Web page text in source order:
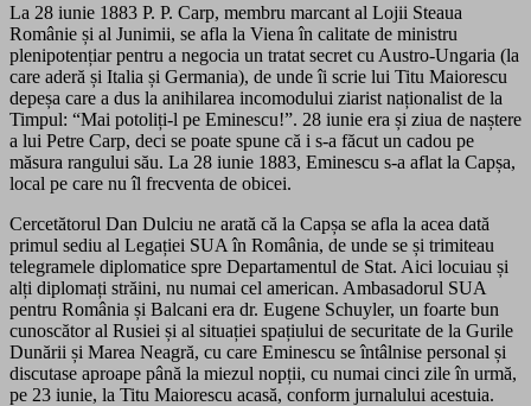
La 28 iunie 1883 P. P. Carp, membru marcant al Lojii Steaua
Românie și al Junimii, se afla la Viena în calitate de ministru
plenipotențiar pentru a negocia un tratat secret cu Austro-Ungaria (la
care aderă și Italia și Germania), de unde îi scrie lui Titu Maiorescu
depeșa care a dus la anihilarea incomodului ziarist naționalist de la
Timpul: “Mai potoliți-l pe Eminescu!”. 28 iunie era și ziua de naștere
a lui Petre Carp, deci se poate spune că i s-a făcut un cadou pe
măsura rangului său. La 28 iunie 1883, Eminescu s-a aflat la Capșa,
local pe care nu îl frecventa de obicei.
Cercetătorul Dan Dulciu ne arată că la Capșa se afla la acea dată
primul sediu al Legației SUA în România, de unde se și trimiteau
telegramele diplomatice spre Departamentul de Stat. Aici locuiau și
alți diplomați străini, nu numai cel american. Ambasadorul SUA
pentru România și Balcani era dr. Eugene Schuyler, un foarte bun
cunoscător al Rusiei și al situației spațiului de securitate de la Gurile
Dunării și Marea Neagră, cu care Eminescu se întâlnise personal și
discutase aproape până la miezul nopții, cu numai cinci zile în urmă,
pe 23 iunie, la Titu Maiorescu acasă, conform jurnalului acestuia.